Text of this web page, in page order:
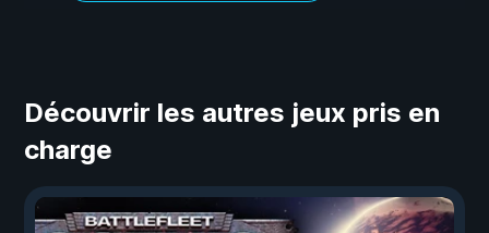
Découvrir les autres jeux pris en
charge